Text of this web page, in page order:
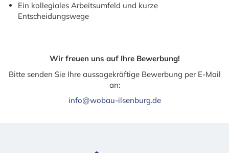
Ein kollegiales Arbeitsumfeld und kurze
Entscheidungswege
Wir freuen uns auf Ihre Bewerbung!
Bitte senden Sie Ihre aussagekräftige Bewerbung per E-Mail
an:
info@wobau-ilsenburg.de